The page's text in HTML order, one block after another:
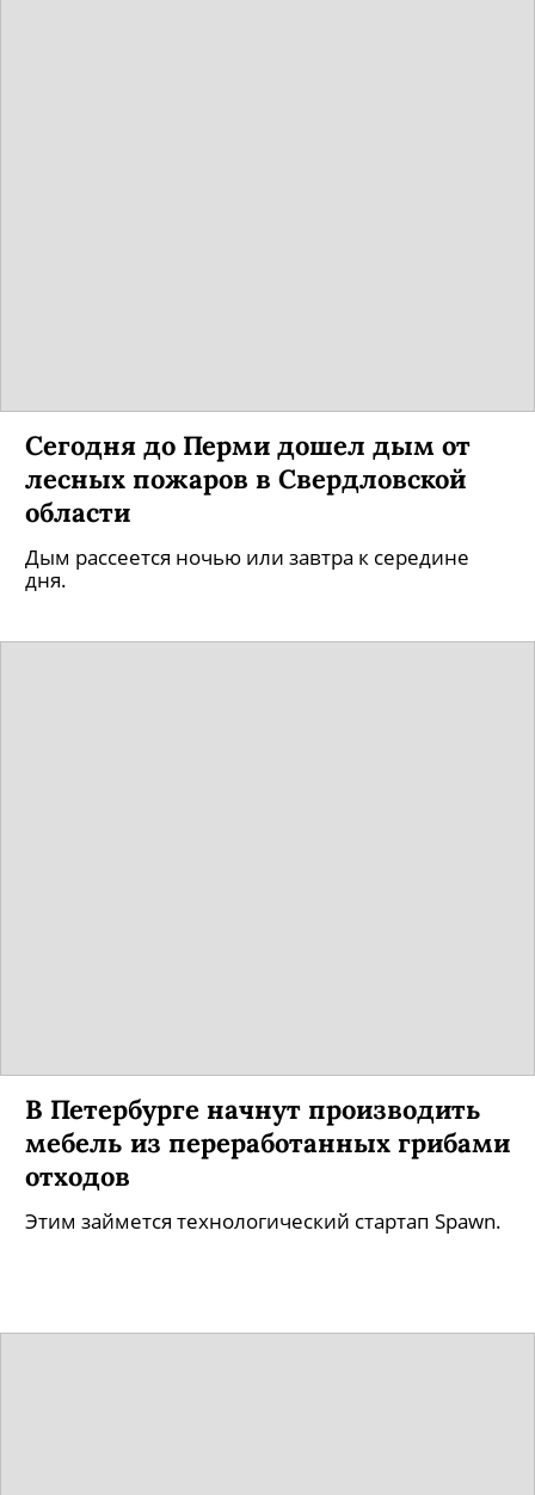
Сегодня до Перми дошел дым от
лесных пожаров в Свердловской
области
Дым рассеется ночью или завтра к середине
дня.
В Петербурге начнут производить
мебель из переработанных грибами
отходов
Этим займется технологический стартап Spawn.